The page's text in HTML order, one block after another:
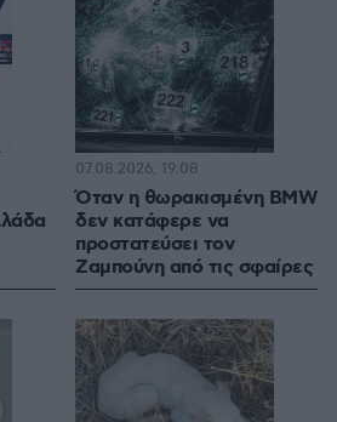
Όταν η θωρακισμένη BMW
δεν κατάφερε να
προστατεύσει τον
Ζαμπούνη από τις σφαίρες
07.08.2026, 19:08